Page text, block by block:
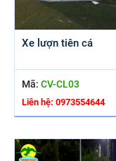
Xe lượn tiên cá
Mã: CV-CL03
Liên hệ: 0973554644